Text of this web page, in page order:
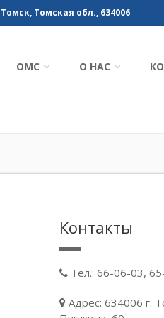
Томская обл., 634006
ОМС О НАС
Контакты
Тел.: 66-06-03,
Адрес: 634006 г.